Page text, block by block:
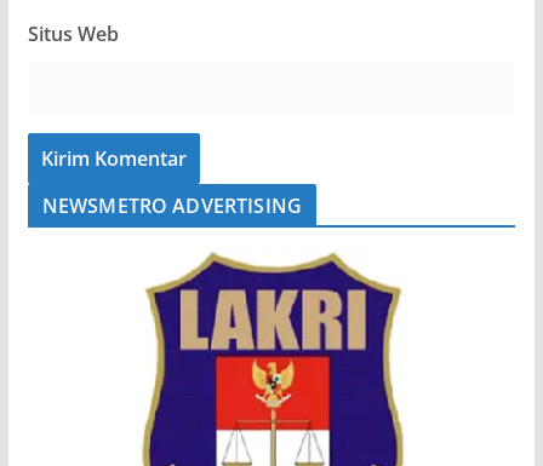
Situs Web
NEWSMETRO ADVERTISING